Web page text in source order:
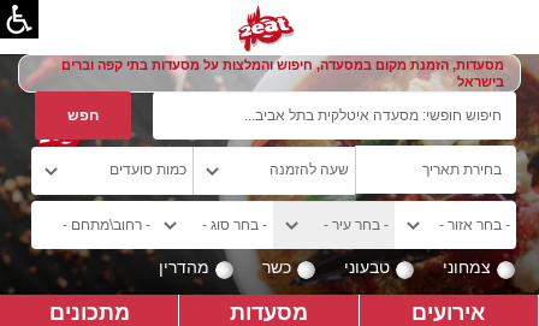
מסעדות, הזמנת מקום במסעדה, חיפוש והמלצות על מסעדות בתי קפה וברים
בישראל
צמחוני טבעוני כשר מהדרין
אירועים מסעדות מתכונים